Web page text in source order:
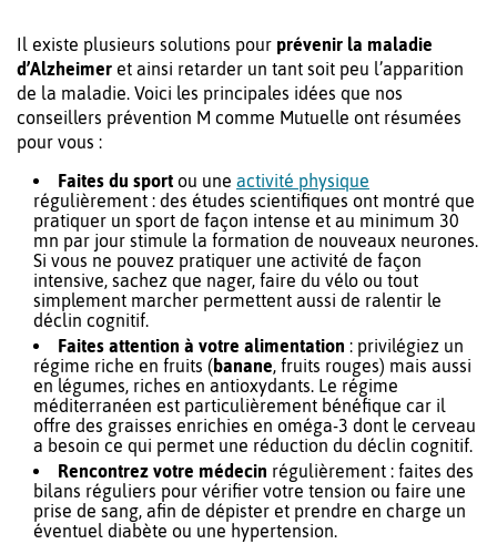
Il existe plusieurs solutions pour prévenir la maladie
d’Alzheimer et ainsi retarder un tant soit peu l’apparition
de la maladie. Voici les principales idées que nos
conseillers prévention M comme Mutuelle ont résumées
pour vous :
Faites du sport ou une activité physique
régulièrement : des études scientifiques ont montré que
pratiquer un sport de façon intense et au minimum 30
mn par jour stimule la formation de nouveaux neurones.
Si vous ne pouvez pratiquer une activité de façon
intensive, sachez que nager, faire du vélo ou tout
simplement marcher permettent aussi de ralentir le
déclin cognitif.
Faites attention à votre alimentation : privilégiez un
régime riche en fruits (banane , fruits rouges) mais aussi
en légumes, riches en antioxydants. Le régime
méditerranéen est particulièrement bénéfique car il
offre des graisses enrichies en oméga-3 dont le cerveau
a besoin ce qui permet une réduction du déclin cognitif.
Rencontrez votre médecin régulièrement : faites des
bilans réguliers pour vérifier votre tension ou faire une
prise de sang, afin de dépister et prendre en charge un
éventuel diabète ou une hypertension.